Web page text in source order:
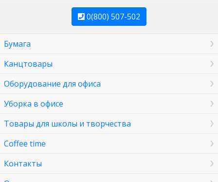
0(800) 507-502
Бумага
Канцтовары
Оборудование для офиса
Уборка в офисе
Товары для школы и творчества
Coffee time
Контакты